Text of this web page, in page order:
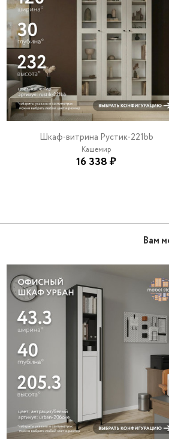
Шкаф-витрина Рустик-221bb
Кашемир
16 338 ₽
Вам